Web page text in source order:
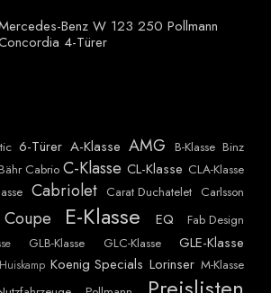
Benz W 123 250 Pollmann
4-Türer
6-Türer A-Klasse AMG B-Klasse Binz
Cabrio C-Klasse CL-Klasse CLA-Klasse
Cabriolet Carat Duchatelet Carlsson
Coupe E-Klasse EQ Fab Design
GLB-Klasse GLC-Klasse GLE-Klasse
Huiskamp Koenig Specials Lorinser M-Klasse